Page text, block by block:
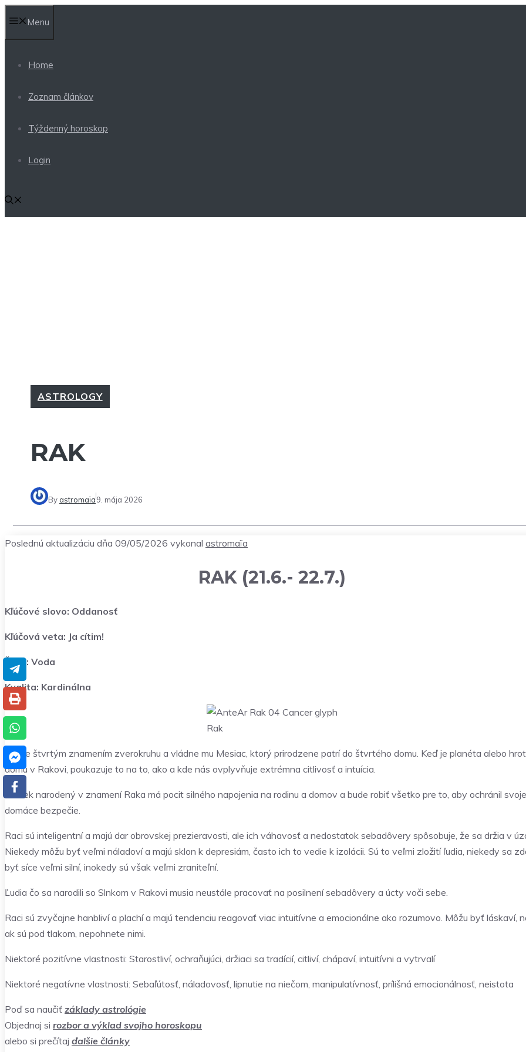
na
obsah
Menu
Home
Zoznam článkov
Týždenný horoskop
Login
ASTROLOGY
RAK
By astromaïa9. mája 2026
Poslednú aktualizáciu dňa 09/05/2026 vykonal astromaïa
RAK (21.6.- 22.7.)
Kľúčové slovo: Oddanosť
Kľúčová veta: Ja cítim!
Živel: Voda
Kvalita: Kardinálna
Rak
Rak je štvrtým znamením zverokruhu a vládne mu Mesiac, ktorý prirodzene patrí do štvrtého domu. Keď je planéta alebo hrot
domu v Rakovi, poukazuje to na to, ako a kde nás ovplyvňuje extrémna citlivosť a intuícia.
Človek narodený v znamení Raka má pocit silného napojenia na rodinu a domov a bude robiť všetko pre to, aby ochránil svoje
domáce bezpečie.
Raci sú inteligentní a majú dar obrovskej prezieravosti, ale ich váhavosť a nedostatok sebadôvery spôsobuje, že sa držia v
Niekedy môžu byť veľmi náladoví a majú sklon k depresiám, často ich to vedie k izolácii. Sú to veľmi zložití ľudia, niekedy sa
byť síce veľmi silní, inokedy sú však veľmi zraniteľní.
Ľudia čo sa narodili so Slnkom v Rakovi musia neustále pracovať na posilnení sebadôvery a úcty voči sebe.
Raci sú zvyčajne hanbliví a plachí a majú tendenciu reagovať viac intuitívne a emocionálne ako rozumovo. Môžu byť láskaví,
ak sú pod tlakom, nepohnete nimi.
Niektoré pozitívne vlastnosti: Starostliví, ochraňujúci, držiaci sa tradícií, citliví, chápaví, intuitívni a vytrvalí
Niektoré negatívne vlastnosti: Sebaľútosť, náladovosť, lipnutie na niečom, manipulatívnosť, prílišná emocionálnosť, neistota
Poď sa naučiť základy astrológie
Objednaj si rozbor a výklad svojho horoskopu
alebo si prečítaj ďalšie články